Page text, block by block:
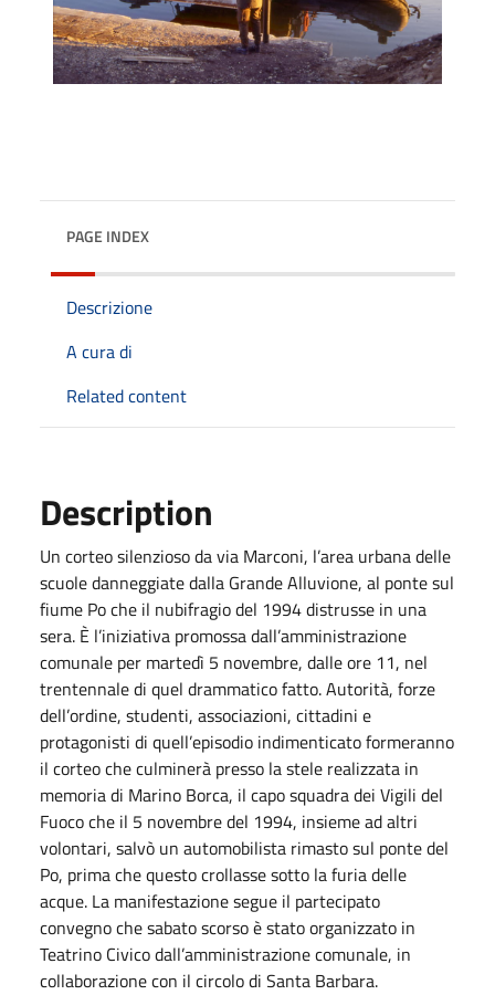
PAGE INDEX
Descrizione
A cura di
Related content
Description
Un corteo silenzioso da via Marconi, l’area urbana delle
scuole danneggiate dalla Grande Alluvione, al ponte sul
fiume Po che il nubifragio del 1994 distrusse in una
sera. È l’iniziativa promossa dall’amministrazione
comunale per martedì 5 novembre, dalle ore 11, nel
trentennale di quel drammatico fatto. Autorità, forze
dell’ordine, studenti, associazioni, cittadini e
protagonisti di quell’episodio indimenticato formeranno
il corteo che culminerà presso la stele realizzata in
memoria di Marino Borca, il capo squadra dei Vigili del
Fuoco che il 5 novembre del 1994, insieme ad altri
volontari, salvò un automobilista rimasto sul ponte del
Po, prima che questo crollasse sotto la furia delle
acque. La manifestazione segue il partecipato
convegno che sabato scorso è stato organizzato in
Teatrino Civico dall’amministrazione comunale, in
collaborazione con il circolo di Santa Barbara.